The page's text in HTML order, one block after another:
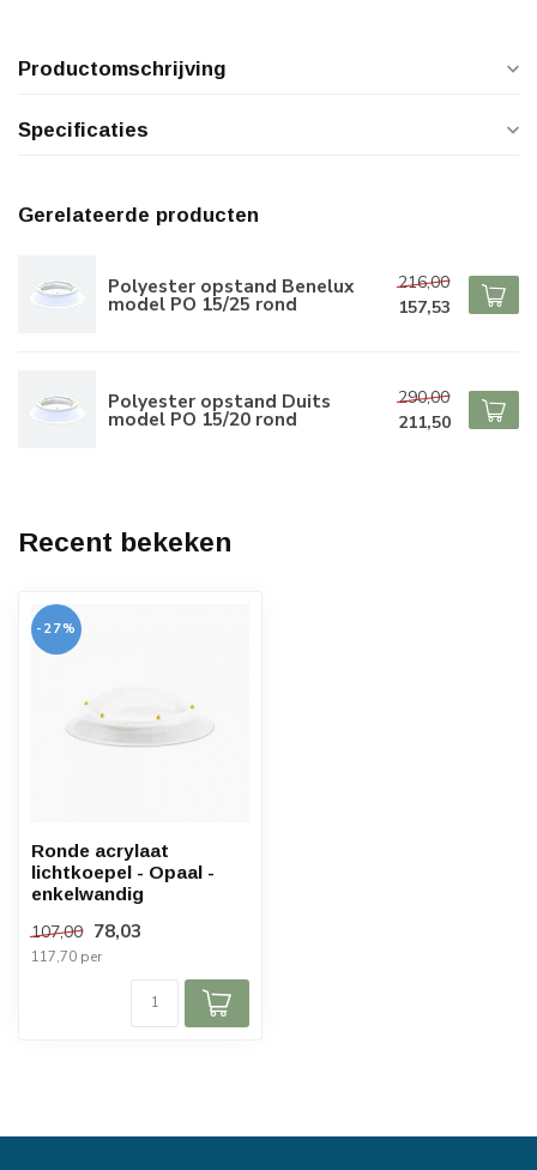
Productomschrijving
Specificaties
Gerelateerde producten
Polyester opstand Benelux
model PO 15/25 rond
216,00
157,53
Polyester opstand Duits
model PO 15/20 rond
290,00
211,50
Recent bekeken
-27%
Ronde acrylaat
lichtkoepel - Opaal -
enkelwandig
107,00 78,03
117,70 per